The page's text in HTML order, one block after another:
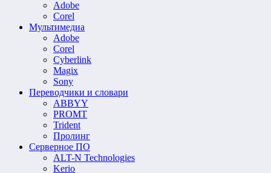
Adobe
Corel
Мультимедиа
Adobe
Corel
Cyberlink
Magix
Sony
Переводчики и словари
ABBYY
PROMT
Trident
Пролинг
Серверное ПО
ALT-N Technologies
Kerio